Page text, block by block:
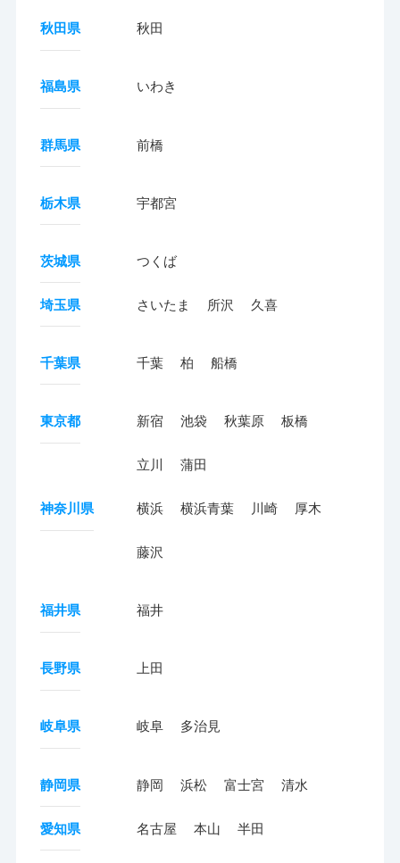
秋田県 秋田
福島県 いわき
群馬県 前橋
栃木県 宇都宮
茨城県 つくば
埼玉県 さいたま 所沢 久喜
千葉県 千葉 柏 船橋
東京都 新宿 池袋 秋葉原 板橋
立川 蒲田
神奈川県 横浜 横浜青葉 川崎 厚木
藤沢
福井県 福井
長野県 上田
岐阜県 岐阜 多治見
静岡県 静岡 浜松 富士宮 清水
愛知県 名古屋 本山 半田